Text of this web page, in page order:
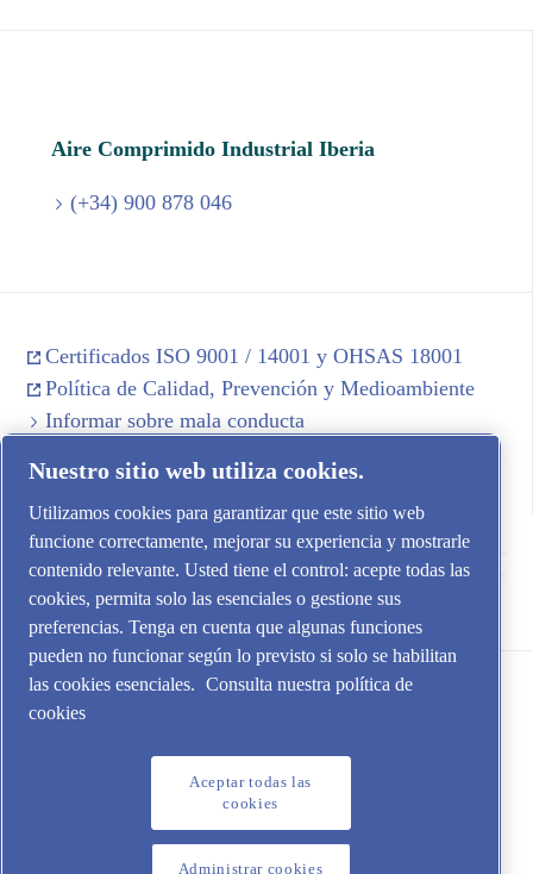
Aire Comprimido Industrial Iberia
(+34) 900 878 046
Certificados ISO 9001 / 14001 y OHSAS 18001
Política de Calidad, Prevención y Medioambiente
Informar sobre mala conducta
Aire Comprimido Industrial Iberia SL
Nuestro sitio web utiliza cookies.
Utilizamos cookies para garantizar que este sitio web
funcione correctamente, mejorar su experiencia y mostrarle
contenido relevante. Usted tiene el control: acepte todas las
cookies, permita solo las esenciales o gestione sus
preferencias. Tenga en cuenta que algunas funciones
pueden no funcionar según lo previsto si solo se habilitan
las cookies esenciales. Consulta nuestra política de
cookies
Aceptar todas las
cookies
Administrar cookies